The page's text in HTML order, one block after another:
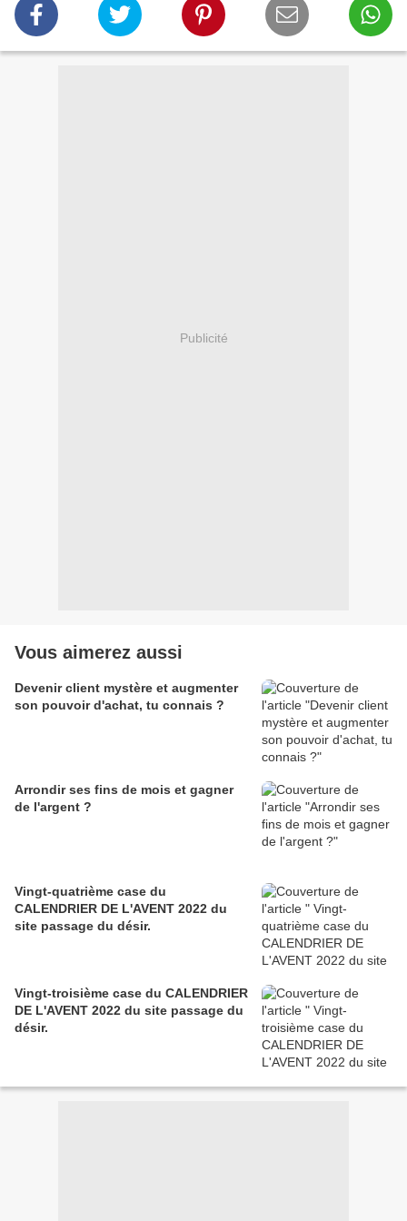
Publicité
Vous aimerez aussi
Devenir client mystère et augmenter
son pouvoir d'achat, tu connais ?
Arrondir ses fins de mois et gagner
de l'argent ?
Vingt-quatrième case du
CALENDRIER DE L'AVENT 2022 du
site passage du désir.
Vingt-troisième case du CALENDRIER
DE L'AVENT 2022 du site passage du
désir.